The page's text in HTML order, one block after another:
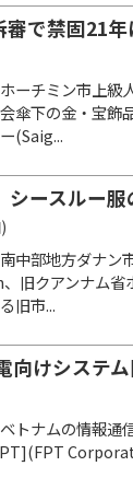
審で禁固21
ーチミン市上級
傘下の金・宝飾
(Saig...
シースルー
中部地方ダナン
旧クアンナム省
旧市...
向けシステ
トナムの情報通